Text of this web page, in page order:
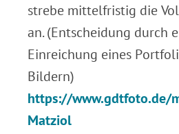
strebe mittelfristig die
an. (Entscheidung durch
Einreichung eines
Bildern)
https://www.gdtfoto.de/
Matziol